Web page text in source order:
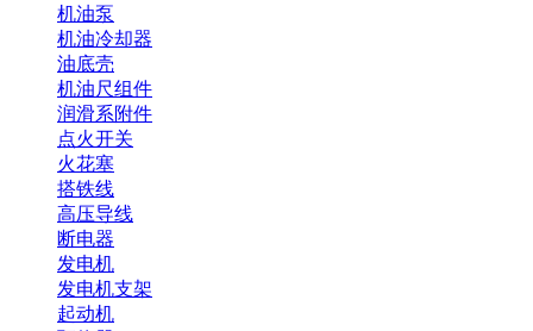
机油泵
机油冷却器
油底壳
机油尺组件
润滑系附件
点火开关
火花塞
搭铁线
高压导线
断电器
发电机
发电机支架
起动机